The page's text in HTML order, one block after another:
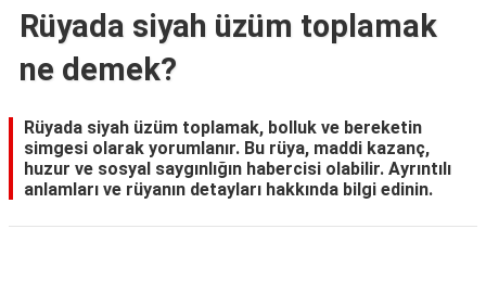
Rüyada siyah üzüm toplamak
ne demek?
Rüyada siyah üzüm toplamak, bolluk ve bereketin
simgesi olarak yorumlanır. Bu rüya, maddi kazanç,
huzur ve sosyal saygınlığın habercisi olabilir. Ayrıntılı
anlamları ve rüyanın detayları hakkında bilgi edinin.